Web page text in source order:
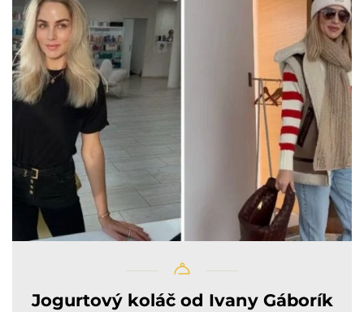
Jogurtový koláč od Ivany Gáborík